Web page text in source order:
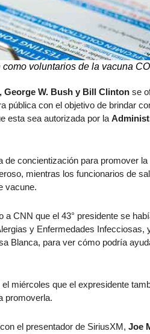
voluntarios de la vacuna
George W. Bush y Bill Clinton se
pública con el objetivo de brindar
esta sea autorizada por la
concientización para promover
mientras los funcionarios de
vacune.
a CNN que el 43° presidente se
y Enfermedades Infecciosas,
Blanca, para ver cómo podría
miércoles que el expresidente
promoverla.
el presentador de SiriusXM, Joe